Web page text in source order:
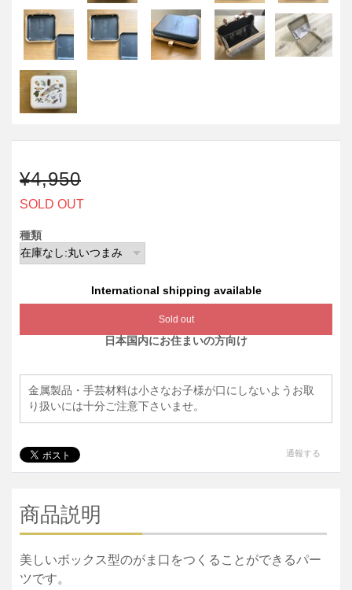
¥4,950
SOLD OUT
種類
International shipping available
Sold out
日本国内にお住まいの方向け
金属製品・手芸材料は小さなお子様が口にしないようお取
り扱いには十分ご注意下さいませ。
通報する
商品説明
美しいボックス型のがま口をつくることができるパー
ツです。